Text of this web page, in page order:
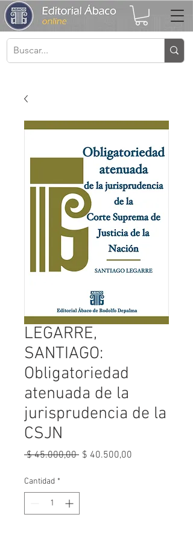
LEGARRE,
SANTIAGO:
Obligatoriedad
atenuada de la
jurisprudencia de la
CSJN
$ 45.000,00 Precio
$ 40.500,00
Cantidad *